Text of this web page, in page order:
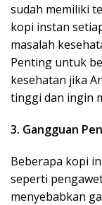
sudah memiliki
kopi instan
masalah
Penting untuk
kesehatan jika
tinggi dan ingin
3. Gangguan
Beberapa kopi
seperti
menyebabkan